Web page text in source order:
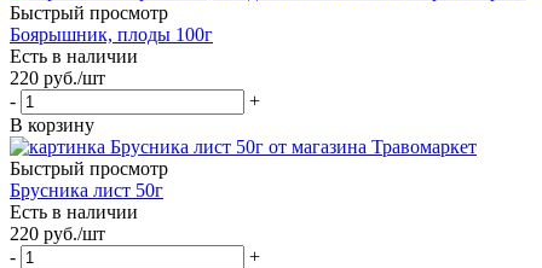
Быстрый просмотр
Боярышник, плоды 100г
Есть в наличии
220 руб./шт
-
+
В корзину
Быстрый просмотр
Брусника лист 50г
Есть в наличии
220 руб./шт
-
+